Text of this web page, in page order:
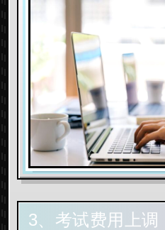
3、考试费用上调